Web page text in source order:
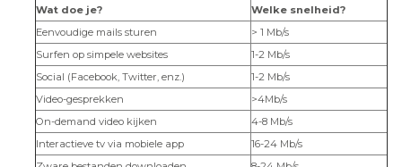
Wat doe je?
Welke snelheid?
Eenvoudige mails sturen
> 1 Mb/s
Surfen op simpele websites
1-2 Mb/s
Social (Facebook, Twitter, enz.)
1-2 Mb/s
Video-gesprekken
>4Mb/s
On-demand video kijken
4-8 Mb/s
Interactieve tv via mobiele app
16-24 Mb/s